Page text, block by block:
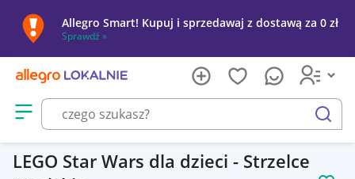
Allegro Smart! Kupuj i sprzedawaj z dostawą za 0 zł
Sprawdź »
Otwórz menu z kategoriami
szukaj
LEGO Star Wars dla dzieci - Strzelce